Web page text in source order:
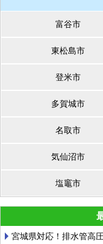
富谷市
東松島市
登米市
多賀城市
名取市
気仙沼市
塩竈市
宮城県対応！排水管高